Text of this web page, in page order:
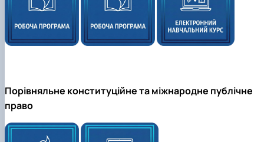
Порівняльне конституційне та міжнародне публічне
право